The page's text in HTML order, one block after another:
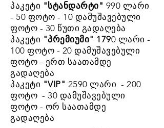
პაკეტი "სტანდარტი" 990 ლარი
- 50 ფოტო - 10 დამუშავებული
ფოტო - 30 წუთი გადაღება
პაკეტი "პრემიუმი" 1790 ლარი -
100 ფოტო - 20 დამუშავებული
ფოტო - ერთ საათამდე
გადაღება
პაკეტი "VIP" 2590 ლარი - 200
ფოტო - 30 დამუშავებული
ფოტო - ორ საათამდე
გადაღება